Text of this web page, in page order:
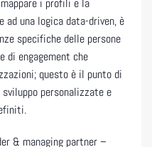
i profili e la
ad una logica data-driven, è
specifiche delle persone
di engagement che
questo è il punto di
personalizzate e
& managing partner –